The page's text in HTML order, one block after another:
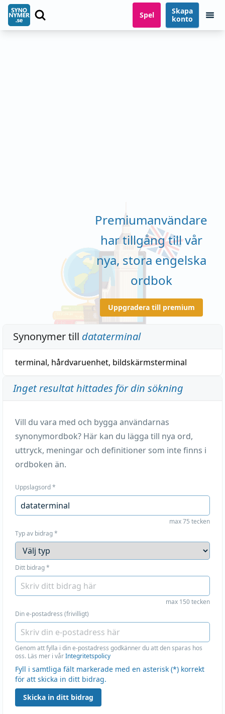
Spel
Skapa
konto
Premiumanvändare
har tillgång till vår
nya, stora engelska
ordbok
Uppgradera till premium
Synonymer till dataterminal
terminal, hårdvaruenhet, bildskärmsterminal
Inget resultat hittades för din sökning
Vill du vara med och bygga användarnas
synonymordbok? Här kan du lägga till nya ord,
uttryck, meningar och definitioner som inte finns i
ordboken än.
Uppslagsord*
max 75 tecken
Typ av bidrag*
Ditt bidrag*
max 150 tecken
Din e-postadress (frivilligt)
Genom att fylla i din e-postadress godkänner du att den sparas hos
oss. Läs mer i vårIntegritetspolicy
Fyll i samtliga fält markerade med en asterisk (*) korrekt
för att skicka in ditt bidrag.
Skicka in ditt bidrag